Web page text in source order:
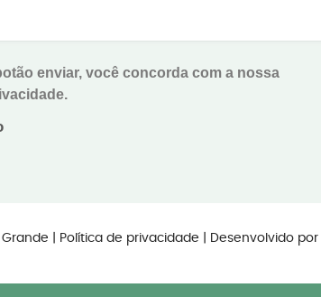
enviar, você concorda com a nossa
| Política de privacidade | Desenvolvido por